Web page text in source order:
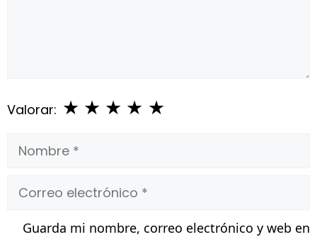
Valorar: ★
★
★
★
★
Nombre
Correo
Guarda mi nombre, correo electrónico y web en